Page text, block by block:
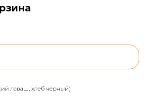
лаваш, хлеб черный)